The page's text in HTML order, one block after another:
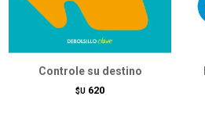
Controle su destino
$U 620